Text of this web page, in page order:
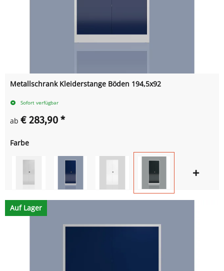
Metallschrank Kleiderstange Böden 194,5x92
Sofort verfügbar
ab € 283,90 *
Farbe
Auf Lager